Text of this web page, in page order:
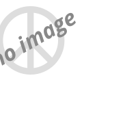
image